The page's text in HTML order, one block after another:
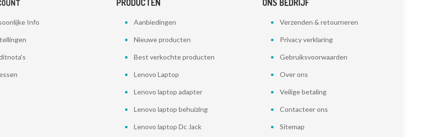
Info
PRODUCTEN
Aanbiedingen
Nieuwe producten
Best verkochte producten
Lenovo Laptop
Lenovo laptop adapter
Lenovo laptop behuizing
Lenovo laptop Dc Jack
ONS BEDRIJF
Verzenden & retourneren
Privacy verklaring
Gebruiksvoorwaarden
Over ons
Veilige betaling
Contacteer ons
Sitemap